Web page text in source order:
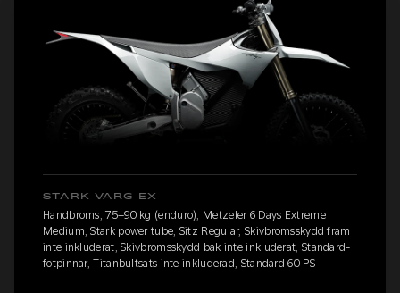
STARK VARG EX
Handbroms, 75–90 kg (enduro), Metzeler 6 Days Extreme
Medium, Stark power tube, Sitz Regular, Skivbromsskydd fram
inte inkluderat, Skivbromsskydd bak inte inkluderat, Standard-
fotpinnar, Titanbultsats inte inkluderad, Standard 60 PS